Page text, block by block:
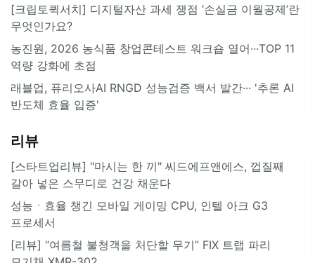
[크립토퀵서치] 디지털자산 과세 쟁점 ‘손실금 이월공제’란
무엇인가요?
농진원, 2026 농식품 창업콘테스트 워크숍 열어···TOP 11
역량 강화에 초점
래블업, 퓨리오사AI RNGD 성능검증 백서 발간··· '추론 AI
반도체 효율 입증'
리뷰
[스타트업리뷰] "마시는 한 끼" 씨드에프앤에스, 껍질째
갈아 넣은 스무디로 건강 채운다
성능ㆍ효율 챙긴 모바일 게이밍 CPU, 인텔 아크 G3
프로세서
[리뷰] “여름철 불청객을 처단할 무기” FIX 트랩 파리